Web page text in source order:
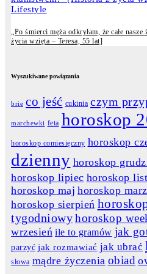
Lifestyle
„Po śmierci męża odkryłam, że całe
życia wzięta – Teresa, 55 lat]
Wyszukiwane powiązania
brie co jeść cukinia czym
marchewki feta horoskop
horoskop comiesięczny horoskop
dzienny horoskop
horoskop lipiec horoskop
horoskop maj horoskop
horoskop sierpień
tygodniowyhoroskop
wrzesień ile to gramów jak
parzyć jak rozmawiać jak ubrać
słowa mądre życzenia obiad